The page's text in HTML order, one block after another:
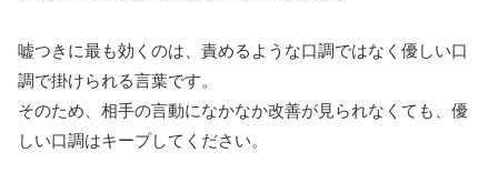
嘘つきに最も効くのは、責めるような口調ではなく優しい口
調で掛けられる言葉です。
そのため、相手の言動になかなか改善が見られなくても、優
しい口調はキープしてください。